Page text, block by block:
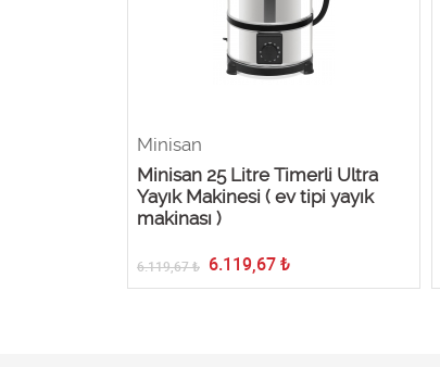
Minisan
Minisan 25 Litre Timerli Ultra
Yayık Makinesi ( ev tipi yayık
makinası )
6.119,67₺ 6.119,67 ₺